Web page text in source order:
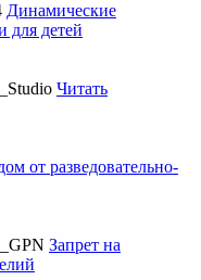
Динамические
для детей
Читать
от разведовательно-
Запрет на